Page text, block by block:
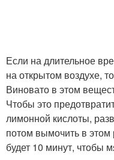
Если на длительное
на открытом воздухе,
Виновато в этом
Чтобы это
лимонной кислоты,
потом вымочить в
будет 10 минут, чтобы